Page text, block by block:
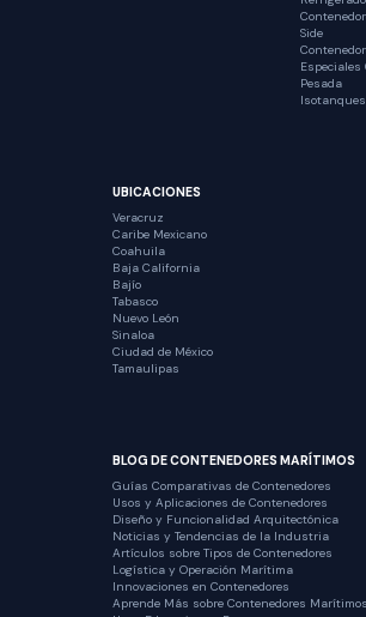
Side
Especiales
Pesada
Isotanques
UBICACIONES
Veracruz
Caribe Mexicano
Coahuila
Baja California
Bajío
Tabasco
Nuevo León
Sinaloa
Ciudad de México
Tamaulipas
BLOG DE CONTENEDORES MARÍTIMOS
Guías Comparativas de Contenedores
Usos y Aplicaciones de Contenedores
Diseño y Funcionalidad Arquitectónica
Noticias y Tendencias de la Industria
Artículos sobre Tipos de Contenedores
Logística y Operación Marítima
Innovaciones en Contenedores
Aprende Más sobre Contenedores Marítimos